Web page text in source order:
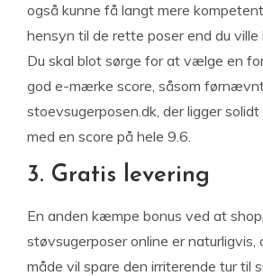
også kunne få langt mere
hensyn til de rette poser end du ville
Du skal blot sørge for at vælge en
god e-mærke score, såsom
stoevsugerposen.dk, der ligger
med en score på hele 9.6.
3. Gratis levering
En anden kæmpe bonus ved at
støvsugerposer online er naturligvis,
måde vil spare den irriterende tur til